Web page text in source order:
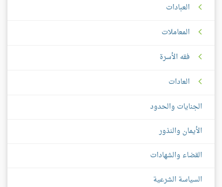
العبادات
المعاملات
فقه الأسرة
العادات
الجنايات والحدود
الأيمان والنذور
القضاء والشهادات
السياسة الشرعية